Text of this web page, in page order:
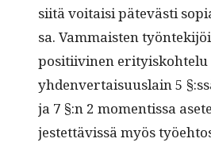
siitä voitaisi pätevästi
sa. Vam­mais­ten
posi­ti­ivi­nen eri­tyisko­htelu
yhden­ver­taisu­us­lain 5
ja 7 §:n 2 momen­tis­sa
jestet­tävis­sä myös